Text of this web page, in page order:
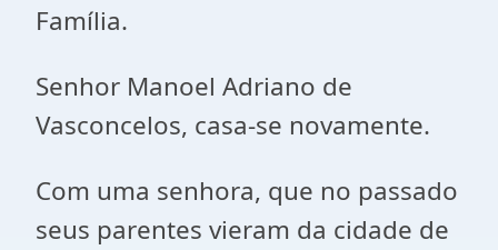
Família.
Senhor Manoel Adriano de
Vasconcelos, casa-se novamente.
Com uma senhora, que no passado
seus parentes vieram da cidade de